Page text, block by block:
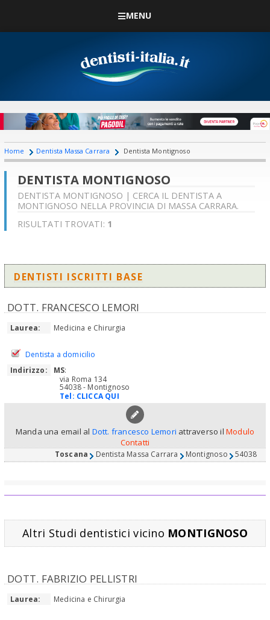
MENU
Home Dentista Massa Carrara Dentista Montignoso
DENTISTA MONTIGNOSO
DENTISTA MONTIGNOSO | CERCA IL DENTISTA A
MONTIGNOSO NELLA PROVINCIA DI MASSA CARRARA.
RISULTATI TROVATI: 1
DENTISTI ISCRITTI BASE
DOTT. FRANCESCO LEMORI
Laurea: Medicina e Chirurgia
Dentista a domicilio
Indirizzo:
MS:
via Roma 134
54038 - Montignoso
Tel: CLICCA QUI
Manda una email al Dott. francesco Lemori attraverso il Modulo
Contatti
Toscana Dentista Massa Carrara Montignoso 54038
Altri Studi dentistici vicino MONTIGNOSO
DOTT. FABRIZIO PELLISTRI
Laurea: Medicina e Chirurgia